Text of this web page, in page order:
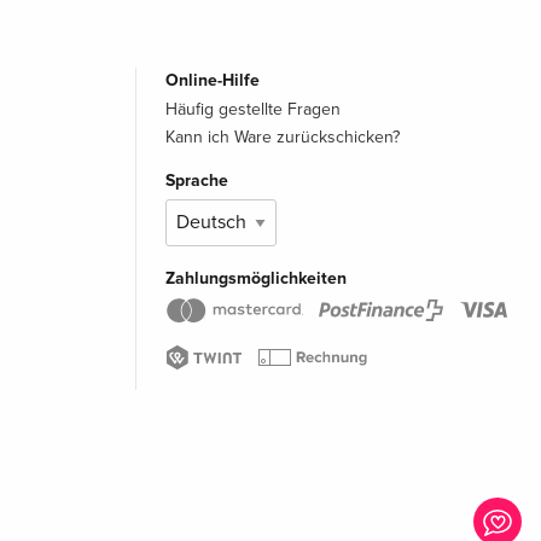
Online-Hilfe
Häufig gestellte Fragen
Kann ich Ware zurückschicken?
Sprache
Zahlungsmöglichkeiten